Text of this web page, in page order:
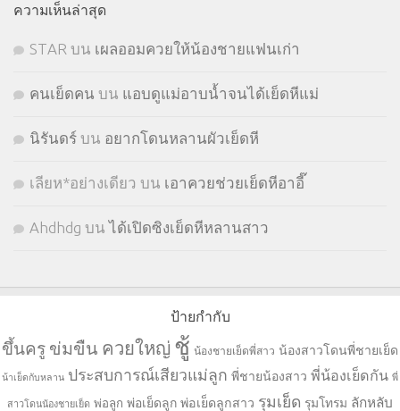
ความเห็นล่าสุด
STㅤAR บน เผลออมควยให้น้องชายแฟนเก่า
คนเย็ดคน บน แอบดูแม่อาบน้ำจนได้เย็ดหีแม่
นิรันดร์ บน อยากโดนหลานผัวเย็ดหี
เลียห*อย่างเดียว บน เอาควยช่วยเย็ดหีอาอี๊
Ahdhdg บนได้เปิดซิงเย็ดหีหลานสาว
ป้ายกำกับ
ขึ้นครู ข่มขืน ควยใหญ่ ชู้ น้องชายเย็ดพี่สาว น้องสาวโดนพี่ชายเย็ด
น้าเย็ดกับหลาน ประสบการณ์เสียวแม่ลูก พี่ชายน้องสาว พี่น้องเย็ดกัน พี่
สาวโดนน้องชายเย็ด พ่อลูก พ่อเย็ดลูก พ่อเย็ดลูกสาว รุมเย็ด รุมโทรม ลักหลับ